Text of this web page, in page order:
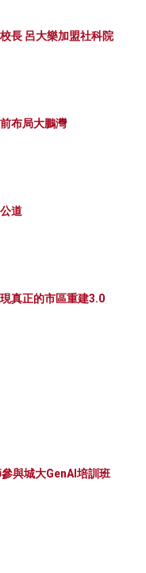
長 呂大樂加盟社科院
布局大鵬灣
道
真正的市區重建3.0
與城大GenAI培訓班